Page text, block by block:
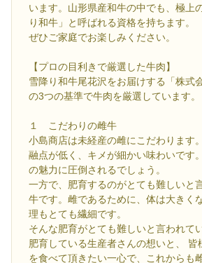
います。山形県産和牛の中でも、極上
り和牛」と呼ばれる資格を持ちます。
ぜひご家庭でお楽しみください。
【プロの目利きで厳選した牛肉】
雪降り和牛尾花沢をお届けする「株式
の3つの基準で牛肉を厳選しています。
１ こだわりの雌牛
小島商店は未経産の雌にこだわります
融点が低く、キメが細かい味わいです
の魅力に圧倒されるでしょう。
一方で、肥育するのがとても難しいと
牛です。雌であるために、体は大きく
理もとても繊細です。
そんな肥育がとても難しいと言われて
肥育している生産者さんの想いと、 皆
を食べて頂きたい一心で、これからも